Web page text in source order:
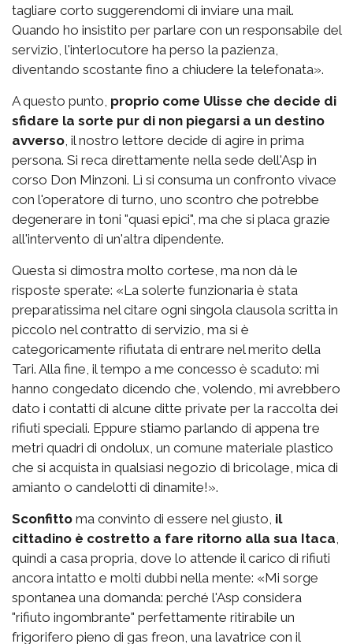
tagliare corto suggerendomi di inviare una mail.
Quando ho insistito per parlare con un responsabile del
servizio, l'interlocutore ha perso la pazienza,
diventando scostante fino a chiudere la telefonata».
A questo punto, proprio come Ulisse che decide di
sfidare la sorte pur di non piegarsi a un destino
avverso, il nostro lettore decide di agire in prima
persona. Si reca direttamente nella sede dell'Asp in
corso Don Minzoni. Lì si consuma un confronto vivace
con l'operatore di turno, uno scontro che potrebbe
degenerare in toni "quasi epici", ma che si placa grazie
all'intervento di un'altra dipendente.
Questa si dimostra molto cortese, ma non dà le
risposte sperate: «La solerte funzionaria è stata
preparatissima nel citare ogni singola clausola scritta in
piccolo nel contratto di servizio, ma si è
categoricamente rifiutata di entrare nel merito della
Tari. Alla fine, il tempo a me concesso è scaduto: mi
hanno congedato dicendo che, volendo, mi avrebbero
dato i contatti di alcune ditte private per la raccolta dei
rifiuti speciali. Eppure stiamo parlando di appena tre
metri quadri di ondolux, un comune materiale plastico
che si acquista in qualsiasi negozio di bricolage, mica di
amianto o candelotti di dinamite!».
Sconfitto ma convinto di essere nel giusto, il
cittadino è costretto a fare ritorno alla sua Itaca,
quindi a casa propria, dove lo attende il carico di rifiuti
ancora intatto e molti dubbi nella mente: «Mi sorge
spontanea una domanda: perché l'Asp considera
"rifiuto ingombrante" perfettamente ritirabile un
frigorifero pieno di gas freon, una lavatrice con il